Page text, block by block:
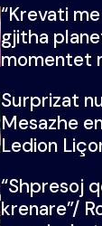
“Krevati
gjitha
momentet
mungojë
Surprizat
Mesazhe
Ledion
mban dot
“Shpresoj
krenare”/